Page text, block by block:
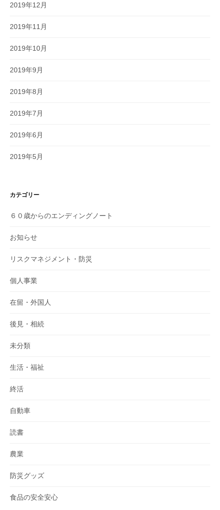
2019年12月
2019年11月
2019年10月
2019年9月
2019年8月
2019年7月
2019年6月
2019年5月
カテゴリー
６０歳からのエンディングノート
お知らせ
リスクマネジメント・防災
個人事業
在留・外国人
後見・相続
未分類
生活・福祉
終活
自動車
読書
農業
防災グッズ
食品の安全安心